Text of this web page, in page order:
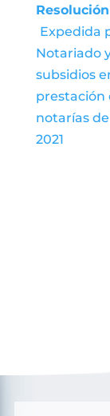
Resolución
Expedida
Notariado
subsidios
prestación
notarías
2021